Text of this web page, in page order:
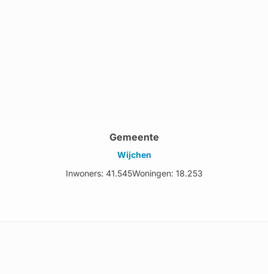
Gemeente
Wijchen
Inwoners: 41.545Woningen: 18.253